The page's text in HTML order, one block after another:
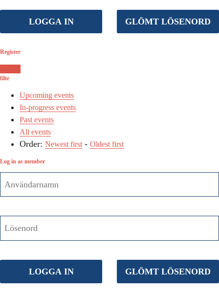
Register
filte
Upcoming events
In-progress events
Past events
All events
Order: Newest first - Oldest first
Log in as member